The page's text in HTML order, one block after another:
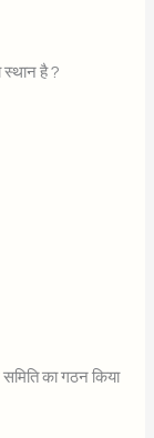
है ?
समिति का गठन किया